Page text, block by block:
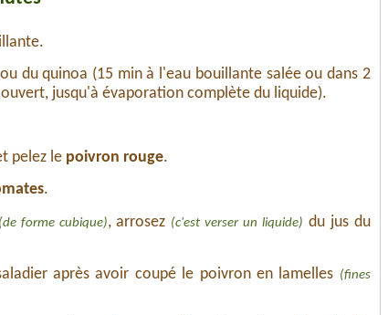
du quinoa (15 min à l'eau bouillante salée ou dans 2
jusqu'à évaporation complète du liquide).
pelez le poivron rouge.
.
(de forme cubique), arrosez (c'est verser un liquide) du jus du
après avoir coupé le poivron en lamelles (fines